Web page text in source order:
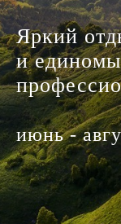
Яркий
и
июнь -